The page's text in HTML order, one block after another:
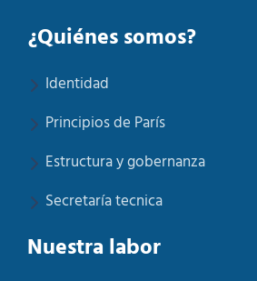
¿Quiénes somos?
Identidad
Principios de París
Estructura y gobernanza
Secretaría tecnica
Nuestra labor